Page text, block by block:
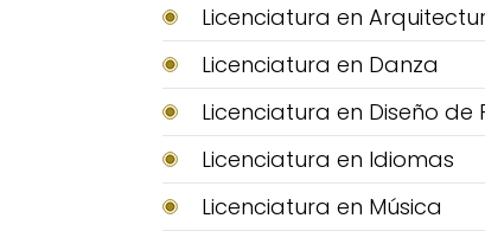
Licenciatura en
Licenciatura en Danza
Licenciatura en Diseño de
Licenciatura en Idiomas
Licenciatura en Música